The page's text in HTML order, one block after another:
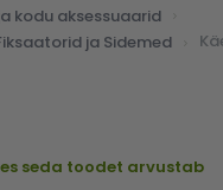
kodu aksessuaarid
ja Sidemed
seda toodet arvustab